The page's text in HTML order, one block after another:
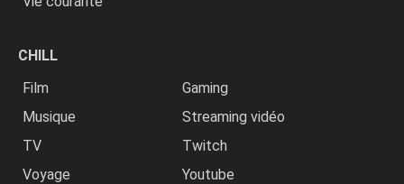
CHILL
Film
Gaming
Musique
Streaming vidéo
TV
Twitch
Voyage
Youtube